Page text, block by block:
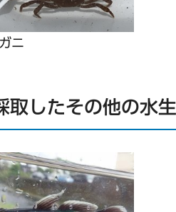
ニ
取したその他の水